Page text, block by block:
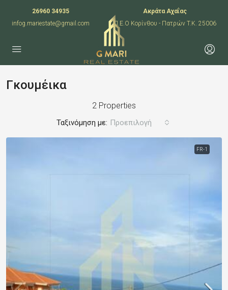
26960 34935
infog.mariestate@gmail.com
Ακράτα Αχαΐας
Π.Ε.Ο Κορίνθου - Πατρών T.K. 25006
Γκουμέικα
2 Properties
Ταξινόμηση με: Προεπιλογή
FR-1